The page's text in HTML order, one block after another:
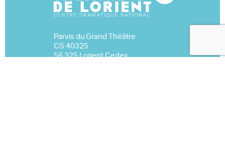
Parvis du Grand Théâtre
CS 40325
56 325 Lorient Cedex